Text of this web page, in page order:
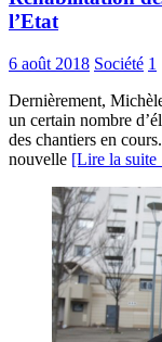
l’Etat
6 août 2018 Société 1
Dernièrement,
un certain nombre
des chantiers en
nouvelle [Lire la